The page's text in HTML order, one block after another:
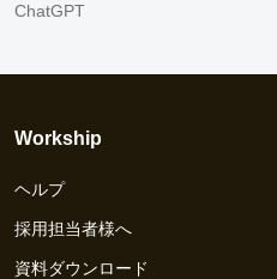
ChatGPT
Workship
ヘルプ
採用担当者様へ
資料ダウンロード